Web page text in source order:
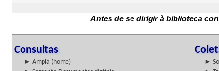
Antes de se dirigir à biblioteca
Consultas
► Ampla (home)
►